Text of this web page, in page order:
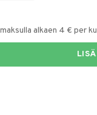
alkaen 4 € per